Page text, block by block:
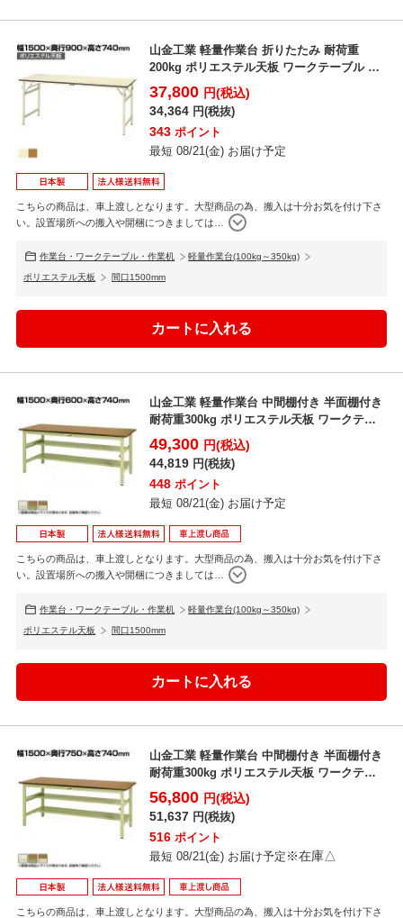
山金工業 軽量作業台 折りたたみ 耐荷重
200kg ポリエステル天板 ワークテーブル 折
り畳み式 S...
37,800 円(税込)
34,364 円(税抜)
343 ポイント
最短 08/21(金) お届け予定
こちらの商品は、車上渡しとなります。大型商品の為、搬入は十分お気を付け下さ
い。設置場所への搬入や開梱につきましては
作業台・ワークテーブル・作業机 軽量作業台(100kg～350kg)
ポリエステル天板 間口1500mm
山金工業 軽量作業台 中間棚付き 半面棚付き
耐荷重300kg ポリエステル天板 ワークテー
ブル 3...
49,300 円(税込)
44,819 円(税抜)
448 ポイント
最短 08/21(金) お届け予定
こちらの商品は、車上渡しとなります。大型商品の為、搬入は十分お気を付け下さ
い。設置場所への搬入や開梱につきましては
作業台・ワークテーブル・作業机 軽量作業台(100kg～350kg)
ポリエステル天板 間口1500mm
山金工業 軽量作業台 中間棚付き 半面棚付き
耐荷重300kg ポリエステル天板 ワークテー
ブル 3...
56,800 円(税込)
51,637 円(税抜)
516 ポイント
最短 08/21(金) お届け予定 ※在庫△
こちらの商品は、車上渡しとなります。大型商品の為、搬入は十分お気を付け下さ